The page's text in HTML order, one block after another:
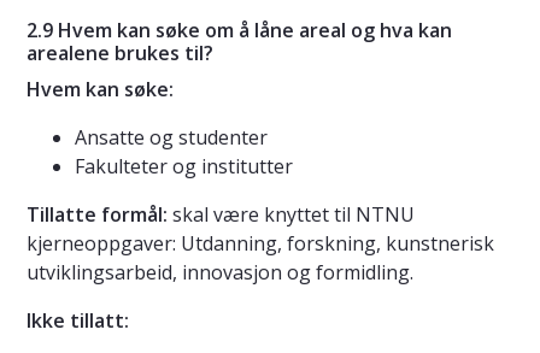
2.9 Hvem kan søke om å låne areal og hva kan
arealene brukes til?
Hvem kan søke:
Ansatte og studenter
Fakulteter og institutter
Tillatte formål: skal være knyttet til NTNU
kjerneoppgaver: Utdanning, forskning, kunstnerisk
utviklingsarbeid, innovasjon og formidling.
Ikke tillatt: